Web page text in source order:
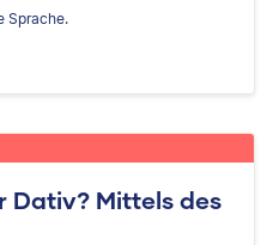
Sprache.
Dativ? Mittels des